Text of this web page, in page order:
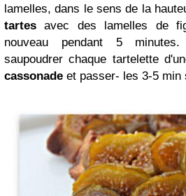
lamelles, dans le sens de la
tartes avec des lamelles de
nouveau pendant 5
saupoudrer chaque tartelette
cassonade et passer- les 3-5 min